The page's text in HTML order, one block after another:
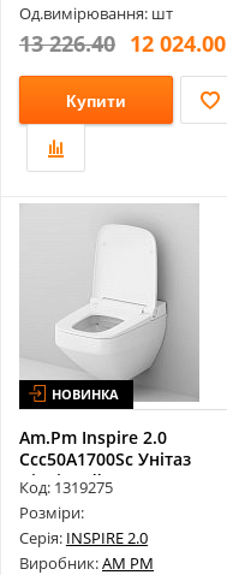
Од.вимірювання: шт
13 226.40 12 024.00
Купити
НОВИНКА
Am.Pm Inspire 2.0
Ccc50A1700Sc Унітаз
Підвісний Безо...
Код: 1319275
Розміри:
Серія: INSPIRE 2.0
Виробник:AM PM